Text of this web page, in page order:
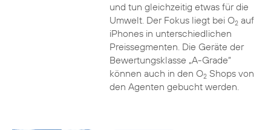
und tun gleichzeitig etwas für die
Umwelt. Der Fokus liegt bei O2auf
iPhones in unterschiedlichen
Preissegmenten. Die Geräte der
Bewertungsklasse „A-Grade“
können auch in den O2Shops von
den Agenten gebucht werden.